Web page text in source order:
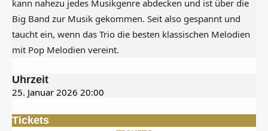
kann nahezu jedes Musikgenre abdecken und ist über die
Big Band zur Musik gekommen. Seit also gespannt und
taucht ein, wenn das Trio die besten klassischen Melodien
mit Pop Melodien vereint.
Uhrzeit
25. Januar 2026 20:00
Tickets